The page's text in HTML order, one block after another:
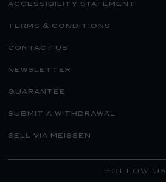
accessibility statement
terms & conditions
contact us
newsletter
guarantee
submit a withdrawal
sell via meissen
FOLLOW US